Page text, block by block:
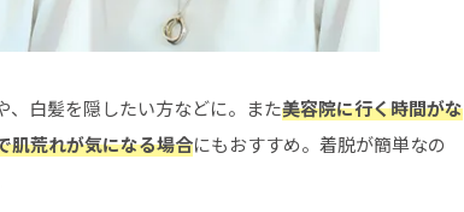
、白髪を隠したい方などに。また美容院に行く時間がな
肌荒れが気になる場合にもおすすめ。着脱が簡単なの